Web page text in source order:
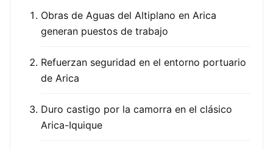
Obras de Aguas del Altiplano en Arica
generan puestos de trabajo
Refuerzan seguridad en el entorno portuario
de Arica
Duro castigo por la camorra en el clásico
Arica-Iquique